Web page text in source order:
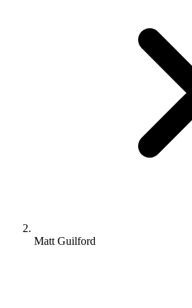
Matt Guilford